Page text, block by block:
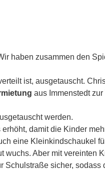
haben zusammen den
ist, ausgetauscht.
aus Immenstedt
werden.
damit die Kinder
eine Kleinkindschaukel
Aber mit
sicher,